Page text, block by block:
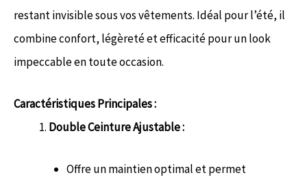
restant invisible sous vos vêtements. Idéal pour l’été, il
combine confort, légèreté et efficacité pour un look
impeccable en toute occasion.
Caractéristiques Principales :
Double Ceinture Ajustable :
Offre un maintien optimal et permet